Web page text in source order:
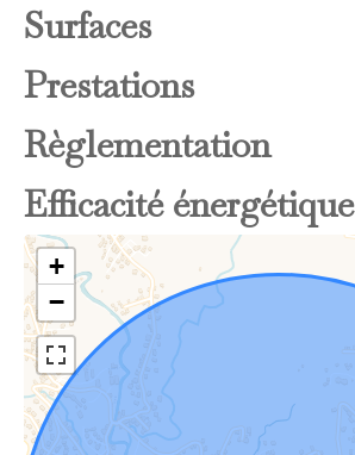
Surfaces
Prestations
Règlementation
Efficacité énergétique
+
−